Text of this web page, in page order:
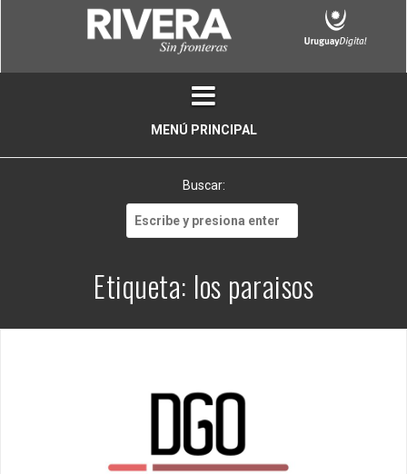
MENÚ PRINCIPAL
Buscar:
Etiqueta: los paraisos